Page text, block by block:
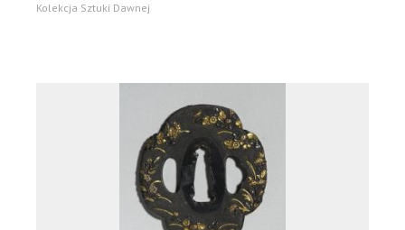
Kolekcja Sztuki Dawnej